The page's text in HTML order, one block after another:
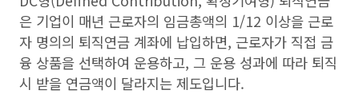
은 기업이 매년 근로자의 임금총액의 1/12 이상을 근로
자 명의의 퇴직연금 계좌에 납입하면, 근로자가 직접 금
융 상품을 선택하여 운용하고, 그 운용 성과에 따라 퇴직
시 받을 연금액이 달라지는 제도입니다.